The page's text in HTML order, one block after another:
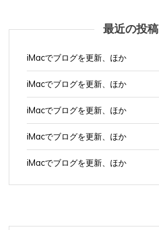
最近の投稿
iMacでブログを更新、ほか
iMacでブログを更新、ほか
iMacでブログを更新、ほか
iMacでブログを更新、ほか
iMacでブログを更新、ほか